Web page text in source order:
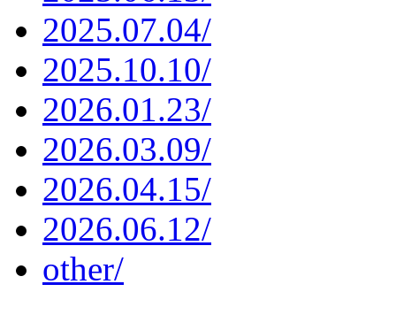
2025.07.04/
2025.10.10/
2026.01.23/
2026.03.09/
2026.04.15/
2026.06.12/
other/